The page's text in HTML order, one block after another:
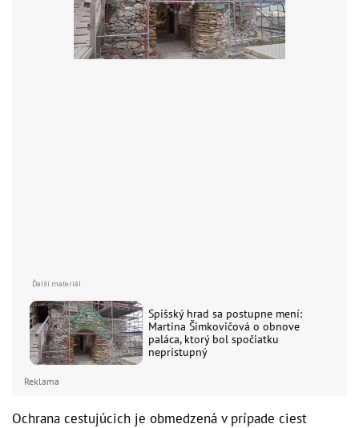
Spišský hrad sa postupne mení:
Martina Šimkovičová o obnove
paláca, ktorý bol spočiatku
neprístupný
Reklama
Ochrana cestujúcich je obmedzená v prípade ciest